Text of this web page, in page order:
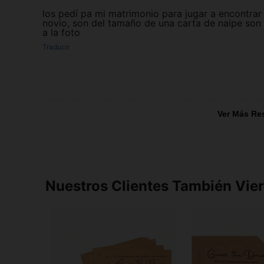
los pedí pa mi matrimonio para jugar a encontrar
novio, son del tamaño de una carta de naipe son
a la foto
Traducir
Ver Más
Nuestros Clientes También